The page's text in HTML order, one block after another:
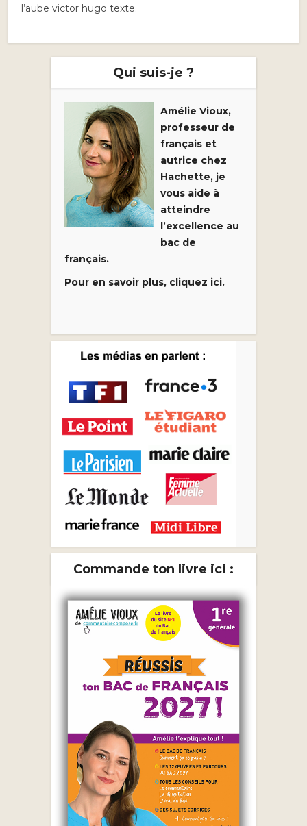
l’aube victor hugo texte.
Qui suis-je ?
Amélie Vioux,
professeur de
français et
autrice chez
Hachette, je
vous aide à
atteindre
l’excellence au
bac de
français.
Pour en savoir plus, cliquez ici.
Commande ton livre ici :